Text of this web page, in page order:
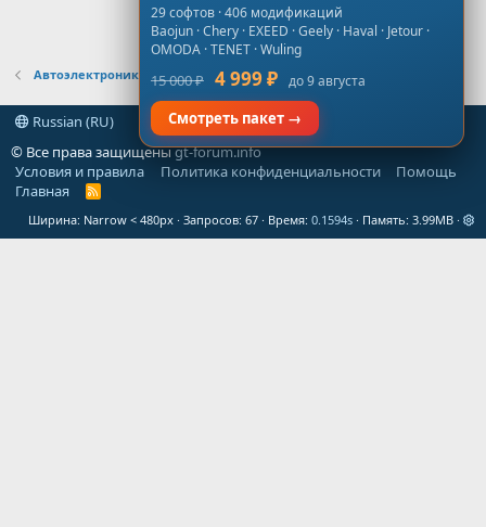
Автоэлектроника
Russian (RU)
© Все права защищеныgt-forum.info
Условия и правила
Политика конфиденциальности
Помощь
Главная
R
S
Ширина Запросов 67 Время 0.1594s Память 3.99MB
29 софтов · 406 модификаций
Baojun · Chery · EXEED · Geely · Haval · Jetour ·
OMODA · TENET · Wuling
15 000 ₽ 4 999 ₽ до 9 августа
Смотреть пакет →